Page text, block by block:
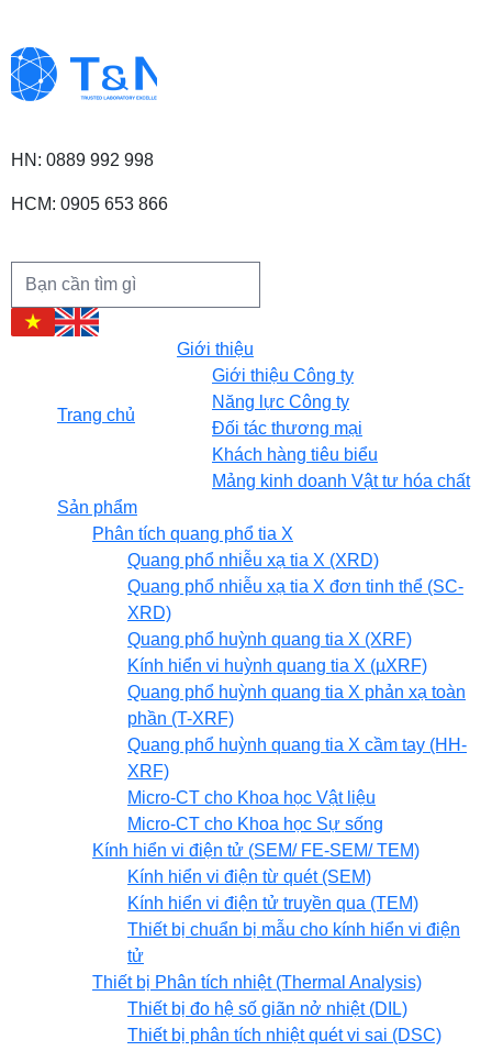
HN: 0889 992 998
HCM: 0905 653 866
Trang chủ
Giới thiệu
Giới thiệu Công ty
Năng lực Công ty
Đối tác thương mại
Khách hàng tiêu biểu
Mảng kinh doanh Vật tư hóa chất
Sản phẩm
Phân tích quang phổ tia X
Quang phổ nhiễu xạ tia X (XRD)
Quang phổ nhiễu xạ tia X đơn tinh thể (SC-
XRD)
Quang phổ huỳnh quang tia X (XRF)
Kính hiển vi huỳnh quang tia X (µXRF)
Quang phổ huỳnh quang tia X phản xạ toàn
phần (T-XRF)
Quang phổ huỳnh quang tia X cầm tay (HH-
XRF)
Micro-CT cho Khoa học Vật liệu
Micro-CT cho Khoa học Sự sống
Kính hiển vi điện tử (SEM/ FE-SEM/ TEM)
Kính hiển vi điện từ quét (SEM)
Kính hiển vi điện tử truyền qua (TEM)
Thiết bị chuẩn bị mẫu cho kính hiển vi điện
tử
Thiết bị Phân tích nhiệt (Thermal Analysis)
Thiết bị đo hệ số giãn nở nhiệt (DIL)
Thiết bị phân tích nhiệt quét vi sai (DSC)